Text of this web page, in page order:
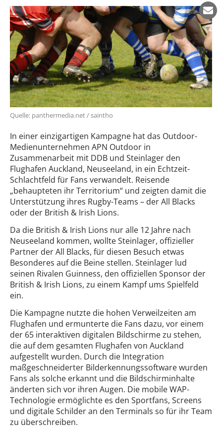
Quelle: panthermedia.net / saintho
In einer einzigartigen Kampagne hat das Outdoor-
Medienunternehmen APN Outdoor in
Zusammenarbeit mit DDB und Steinlager den
Flughafen Auckland, Neuseeland, in ein Echtzeit-
Schlachtfeld für Fans verwandelt. Reisende
„behaupteten ihr Territorium“ und zeigten damit die
Unterstützung ihres Rugby-Teams – der All Blacks
oder der British & Irish Lions.
Da die British & Irish Lions nur alle 12 Jahre nach
Neuseeland kommen, wollte Steinlager, offizieller
Partner der All Blacks, für diesen Besuch etwas
Besonderes auf die Beine stellen. Steinlager lud
seinen Rivalen Guinness, den offiziellen Sponsor der
British & Irish Lions, zu einem Kampf ums Spielfeld
ein.
Die Kampagne nutzte die hohen Verweilzeiten am
Flughafen und ermunterte die Fans dazu, vor einem
der 65 interaktiven digitalen Bildschirme zu stehen,
die auf dem gesamten Flughafen von Auckland
aufgestellt wurden. Durch die Integration
maßgeschneiderter Bilderkennungssoftware wurden
Fans als solche erkannt und die Bildschirminhalte
änderten sich vor ihren Augen. Die mobile WAP-
Technologie ermöglichte es den Sportfans, Screens
und digitale Schilder an den Terminals so für ihr Team
zu überschreiben.